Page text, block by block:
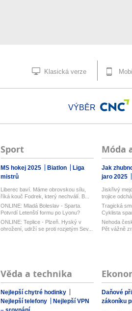
Klasická verze
VÝBĚR
Sport
MS hokej 2025 Biatlon
Liga
mistrů
Liberec baví. Máme obrovskou sílu,
říká kouč Fodrek, který nechválí. B...
ONLINE: Mladá Boleslav - Sparta.
Potvrdí Letenští formu po Lyonu?
Mace...
ONLINE: Teplice - Plzeň. Hyský v
ohrožení, udrží se proti rozjetým Sev...
Móda
Jak
jaro 2025
Jiskřivý
trojice
Tragická
Cyklista
Nehoda
Pět vážně
Věda a technika
Nejlepší chytré hodinky
Nejlepší telefony
Nejlepší VPN
Daňové
zákoníku